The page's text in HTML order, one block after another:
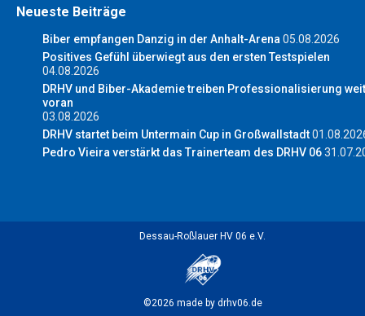
Neueste Beiträge
Biber empfangen Danzig in der Anhalt-Arena 05.08.2026
Positives Gefühl überwiegt aus den ersten Testspielen
04.08.2026
DRHV und Biber-Akademie treiben Professionalisierung
voran
03.08.2026
DRHV startet beim Untermain Cup in Großwallstadt
Pedro Vieira verstärkt das Trainerteam des DRHV 06
Dessau-Roßlauer HV 06 e.V.
©2026 made by drhv06.de